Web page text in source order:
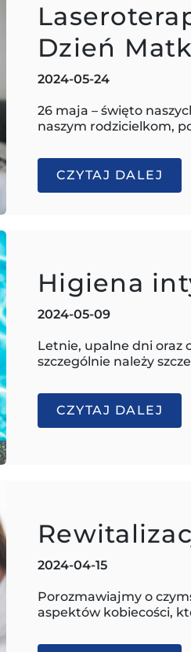
Dzień
2024-05-24
26 maja – święto
naszym rodzicielkom,
CZYTAJ DALEJ
Higiena
2024-05-09
Letnie, upalne dni oraz
szczególnie należy
CZYTAJ DALEJ
2024-04-15
Porozmawiajmy o
aspektów kobiecości,